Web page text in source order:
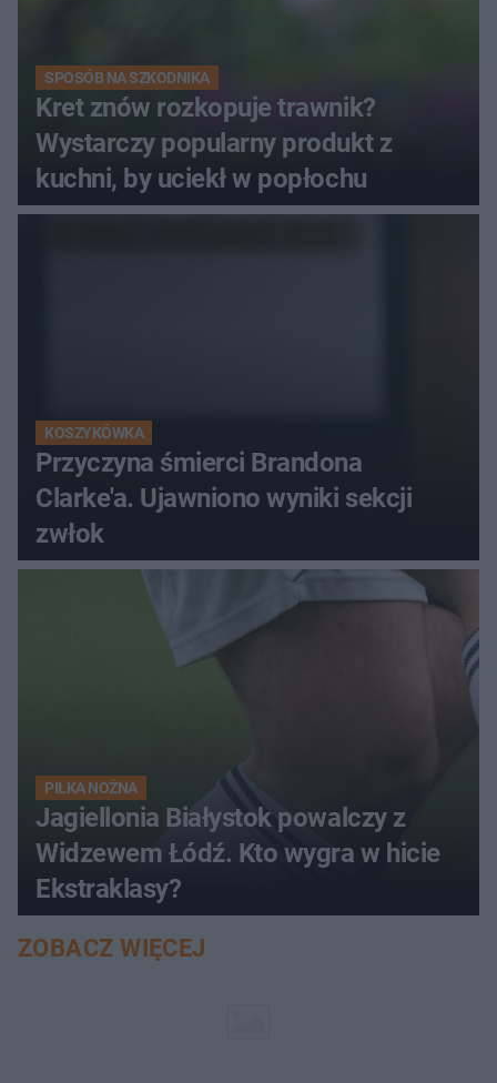
SPOSÓB NA SZKODNIKA
Kret znów rozkopuje trawnik?
Wystarczy popularny produkt z
kuchni, by uciekł w popłochu
KOSZYKÓWKA
Przyczyna śmierci Brandona
Clarke'a. Ujawniono wyniki sekcji
zwłok
PIŁKA NOŻNA
Jagiellonia Białystok powalczy z
Widzewem Łódź. Kto wygra w hicie
Ekstraklasy?
ZOBACZ WIĘCEJ